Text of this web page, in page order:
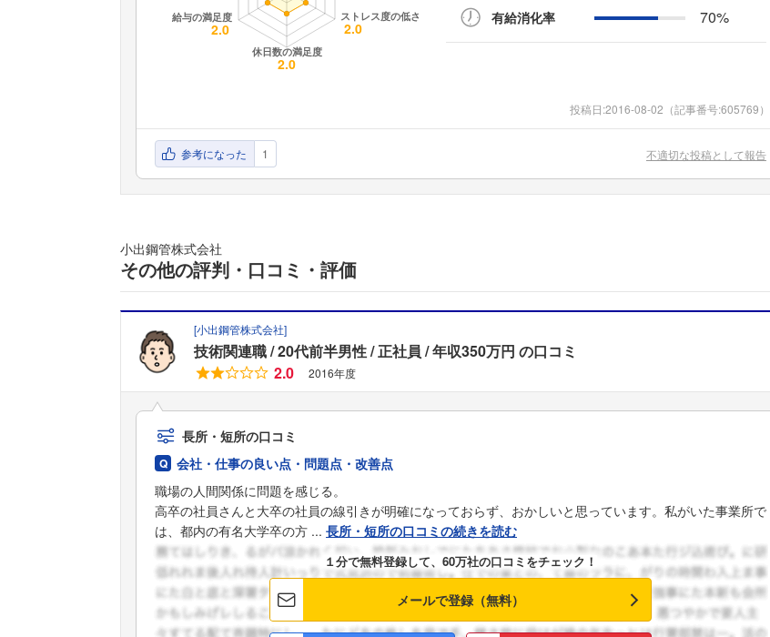
有給消化率 70%
投稿日:2016-08-02 （記事番号:605769）
参考になった 1 不適切な投稿として報告
小出鋼管株式会社
その他の評判・口コミ・評価
[小出鋼管株式会社]
技術関連職 20代前半男性 正社員 年収350万円 の口コミ
2.0
2016年度
長所・短所の口コミ
会社・仕事の良い点・問題点・改善点
職場の人間関係に問題を感じる。
高卒の社員さんと大卒の社員の線引きが明確になっておらず、おかしいと思っています。私がいた事業所で
は、都内の有名大学卒の方 ... 長所・短所の口コミの続きを読む
１分で無料登録して、60万社の口コミをチェック！
メールで登録（無料）